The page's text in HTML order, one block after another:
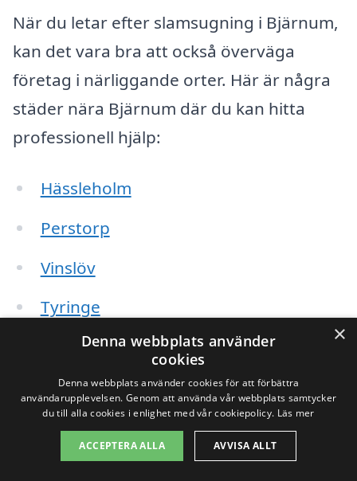
När du letar efter slamsugning i Bjärnum,
kan det vara bra att också överväga
företag i närliggande orter. Här är några
städer nära Bjärnum där du kan hitta
professionell hjälp:
Hässleholm
Perstorp
Vinslöv
Tyringe
Klippan
Åhus
Kristianstad
Hörby
×
Denna webbplats använder
cookies
Denna webbplats använder cookies för att förbättra
användarupplevelsen. Genom att använda vår webbplats samtycker
du till alla cookies i enlighet med vår cookiepolicy. Läs mer
ACCEPTERA ALLA AVVISA ALLT